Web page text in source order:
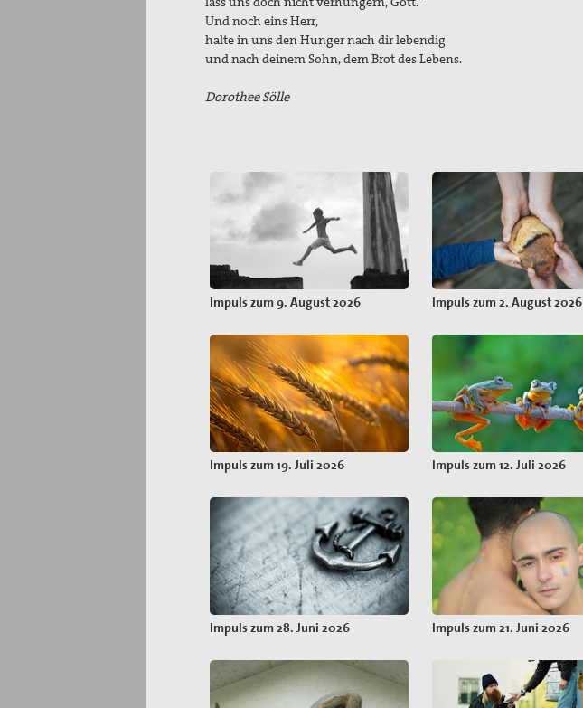
Und noch eins Herr,
halte in uns den Hunger nach dir lebendig
und nach deinem Sohn, dem Brot des Lebens.
Dorothee Sölle
Impuls zum 9. August 2026 Impuls zum 2. August 2026
Impuls zum 19. Juli 2026 Impuls zum 12. Juli 2026
Impuls zum 28. Juni 2026 Impuls zum 21. Juni 2026